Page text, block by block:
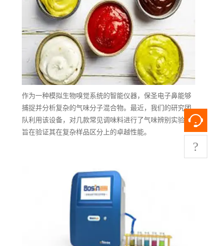
作为一种模拟生物嗅觉系统的智能仪器，保圣电子鼻能够
捕捉并分析复杂的气味分子混合物。最近，我们的研究团
队利用该设备，对几款常见调味料进行了气味辨别实验，
旨在验证其在复杂样品区分上的卓越性能。
?